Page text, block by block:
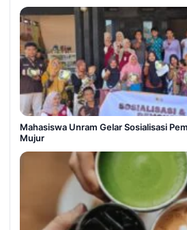
Mahasiswa Unram Gelar Sosialisasi
Mujur